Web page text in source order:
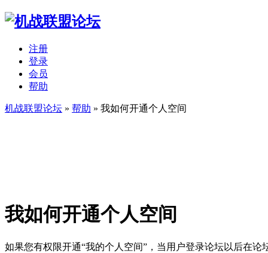
注册
登录
会员
帮助
机战联盟论坛 » 帮助 » 我如何开通个人空间
我如何开通个人空间
如果您有权限开通“我的个人空间”，当用户登录论坛以后在